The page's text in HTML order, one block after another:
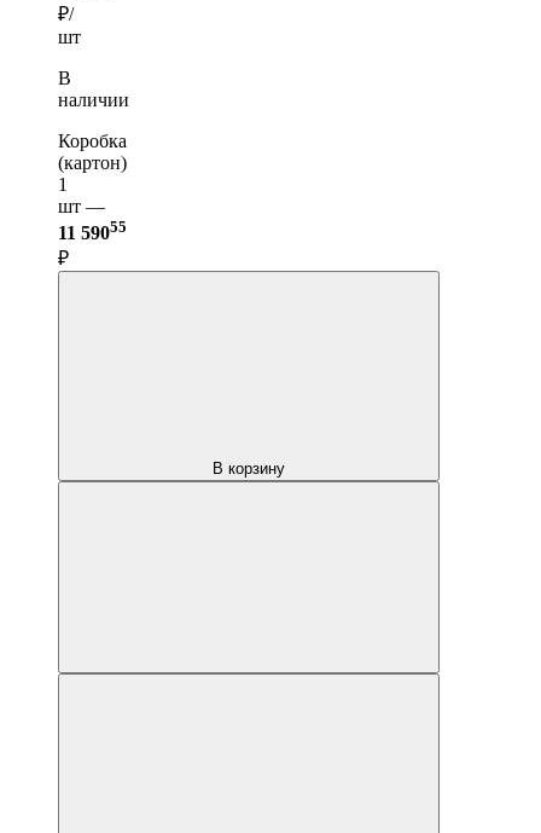
₽/
шт
В
наличии
Коробка
(картон)
1
шт —
11 59055
₽
В корзину